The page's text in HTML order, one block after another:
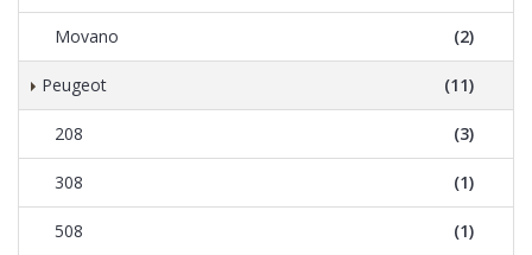
Movano (2)
Peugeot (11)
208 (3)
308 (1)
508 (1)